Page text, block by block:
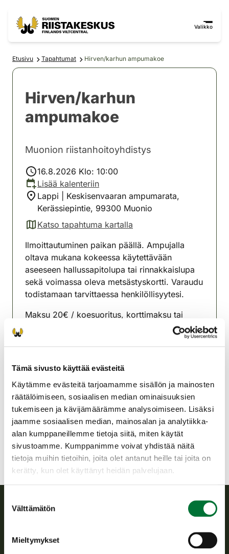
Tämä sivusto käyttää evästeitä
Käytämme evästeitä tarjoamamme sisällön ja mainosten
räätälöimiseen, sosiaalisen median ominaisuuksien
tukemiseen ja kävijämäärämme analysoimiseen. Lisäksi
jaamme sosiaalisen median, mainosalan ja analytiikka-
alan kumppaneillemme tietoja siitä, miten käytät
sivustoamme. Kumppanimme voivat yhdistää näitä
tietoja muihin tietoihin, joita olet antanut heille tai joita on
kerätty, kun olet käyttänyt heidän palvelujaan.
valinta
Välttämätön
Mieltymykset
Valikko
Etusivu Tapahtumat Hirven/karhun ampumakoe
Hirven/karhun
ampumakoe
Muonion riistanhoitoyhdistys
16.8.2026 Klo: 10:00
Lisää kalenteriin
Lappi | Keskisenvaaran ampumarata,
Kerässiepintie, 99300 Muonio
Katso tapahtuma kartalla
(avautuu uuteen välilehteen)
Ilmoittautuminen paikan päällä. Ampujalla
oltava mukana kokeessa käytettävään
aseeseen hallussapitolupa tai rinnakkaislupa
sekä voimassa oleva metsästyskortti. Varaudu
todistamaan tarvittaessa henkilöllisyytesi.
Maksu 20€ / koesuoritus, korttimaksu tai
Ammunnanvalvojat: Kaisa Mäkelin, Pirkko
Muonion riistanhoitoyhdistys
Lappi
040 8472070
muonio@rhy.riista.fi
Suomen riistakeskus edistää kestävää riistataloutta, tukee